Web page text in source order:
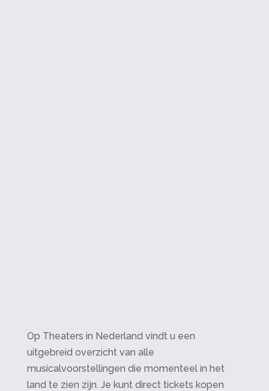
Op Theaters in Nederland vindt u een
uitgebreid overzicht van alle
musicalvoorstellingen die momenteel in het
land te zien zijn. Je kunt direct tickets kopen